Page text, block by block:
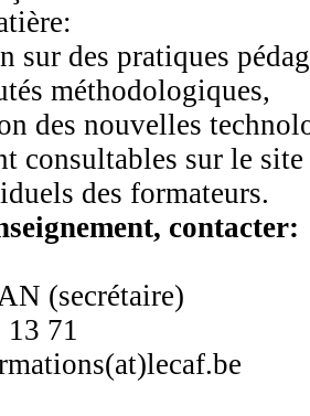
sur des pratiques
méthodologiques,
des nouvelles
consultables sur le
des formateurs.
contacter:
(secrétaire)
71